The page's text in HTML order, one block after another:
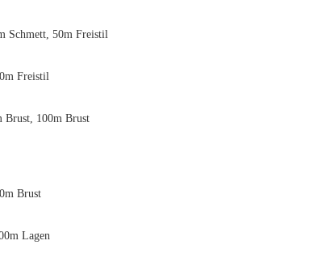
Schmett, 50m Freistil
Freistil
Brust, 100m Brust
Brust
Lagen